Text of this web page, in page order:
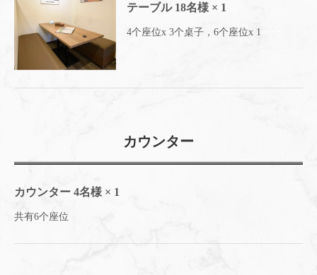
テーブル18名様 × 1
4个座位x 3个桌子，6个座位x 1
カウンター
カウンター 4名様 × 1
共有6个座位